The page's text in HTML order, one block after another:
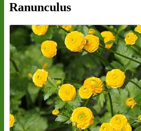
Ranunculus